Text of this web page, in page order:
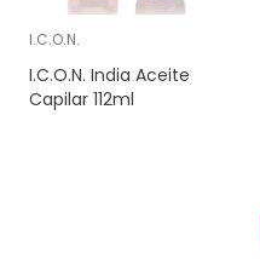
I.C.O.N.
I.C.O.N. India Aceite
Capilar 112ml